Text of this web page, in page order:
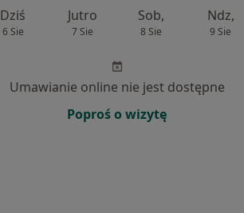
Dziś
6 Sie
Jutro
7 Sie
Sob,
8 Sie
Ndz,
9 Sie
Umawianie online nie jest dostępne
Poproś o wizytę